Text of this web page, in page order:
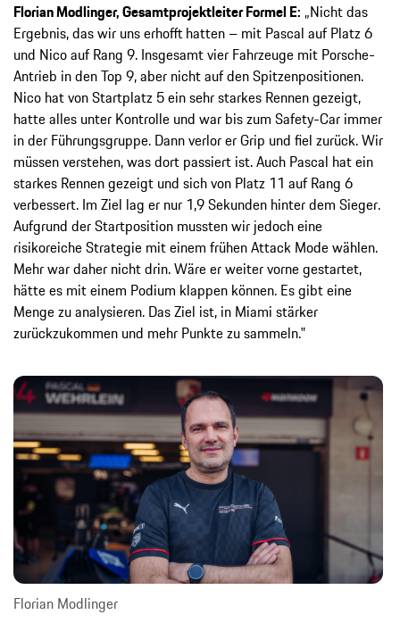
Florian Modlinger, Gesamtprojektleiter Formel E: „Nicht das
Ergebnis, das wir uns erhofft hatten – mit Pascal auf Platz 6
und Nico auf Rang 9. Insgesamt vier Fahrzeuge mit Porsche-
Antrieb in den Top 9, aber nicht auf den Spitzenpositionen.
Nico hat von Startplatz 5 ein sehr starkes Rennen gezeigt,
hatte alles unter Kontrolle und war bis zum Safety-Car immer
in der Führungsgruppe. Dann verlor er Grip und fiel zurück. Wir
müssen verstehen, was dort passiert ist. Auch Pascal hat ein
starkes Rennen gezeigt und sich von Platz 11 auf Rang 6
verbessert. Im Ziel lag er nur 1,9 Sekunden hinter dem Sieger.
Aufgrund der Startposition mussten wir jedoch eine
risikoreiche Strategie mit einem frühen Attack Mode wählen.
Mehr war daher nicht drin. Wäre er weiter vorne gestartet,
hätte es mit einem Podium klappen können. Es gibt eine
Menge zu analysieren. Das Ziel ist, in Miami stärker
zurückzukommen und mehr Punkte zu sammeln.‟
Florian Modlinger